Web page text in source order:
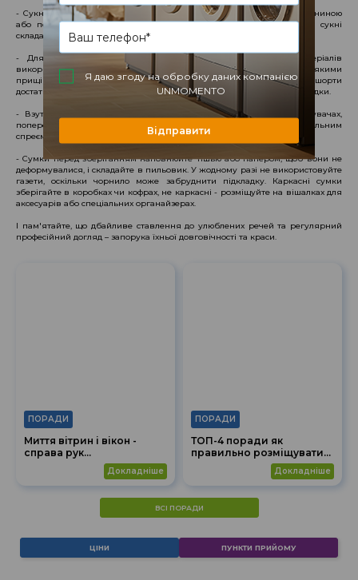
- Сукні з делікатних тканин розвішуйте на плічках, обтягнутих тканиною
або поролоном. Це дозволить вберегти їх від зачіпок. Текстильні сукні
складайте у шафу на полиці, щоб вони не витягнулися.
- Для зберігання класичних штанів, спідниць із ніжних матеріалів
використовуйте вішалку зі спеціальною поперечиною або з м'якими
прищіпками, що затискають виріб по всій ширині. Джинси та шорти
достатньо буде скласти стосою в 3-4 пари, акуратно розгладивши складки.
- Взуття зберігайте в коробках або на спеціальних формоутримувачах,
попередньо обробивши його захисним засобом та антибактеріальним
спреєм.
- Сумки перед зберіганням наповнюйте тішью або папером, щоб вони не
деформувалися, і складайте в пильовик. У жодному разі не використовуйте
газети, оскільки чорнило може забруднити підкладку. Каркасні сумки
зберігайте в коробках чи кофрах, не каркасні - розміщуйте на вішалках для
аксесуарів або спеціальних органайзерах.
І пам'ятайте, що дбайливе ставлення до улюблених речей та регулярний
професійний догляд – запорука їхньої довговічності та краси.
ПОРАДИ
Миття вітрин і вікон -
справа рук
професіоналів
докладніше
ПОРАДИ
ТОП-4 поради як
правильно розміщувати
одяг у шафі, щоб
уникнути міграції кольору
докладніше
ВСІ ПОРАДИ
ЦІНИ ПУНКТИ ПРИЙОМУ
Я даю згоду на обробку даних компанією
UNMOMENTO
Відправити